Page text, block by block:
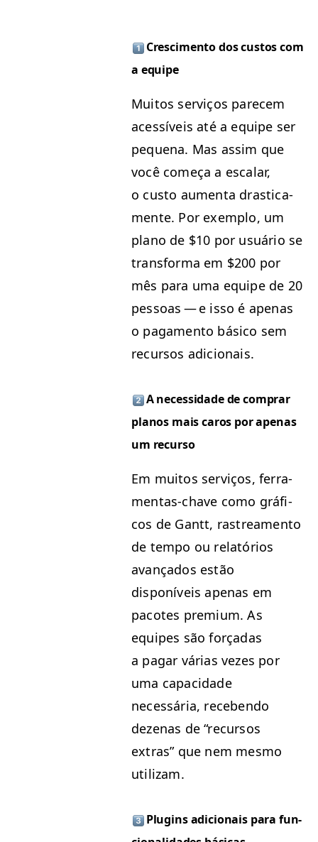
Cresci­men­to dos cus­tos com
a equipe
Muitos serviços pare­cem
acessíveis até a equipe ser
peque­na. Mas assim que
você começa a escalar,
o cus­to aumen­ta dras­ti­ca­
mente. Por exem­p­lo, um
plano de $10 por usuário se
trans­for­ma em $200 por
mês para uma equipe de 20
pes­soas — e isso é ape­nas
o paga­men­to bási­co sem
recur­sos adicionais.
A neces­si­dade de com­prar
planos mais caros por ape­nas
um recurso
Em muitos serviços, fer­ra­
men­tas-chave como grá­fi­
cos de Gantt, ras­trea­men­to
de tem­po ou relatórios
avança­dos estão
disponíveis ape­nas em
pacotes pre­mi­um. As
equipes são forçadas
a pagar várias vezes por
uma capaci­dade
necessária, receben­do
dezenas de“recur­sos
extras” que nem mes­mo
utilizam.
Plu­g­ins adi­cionais para fun­